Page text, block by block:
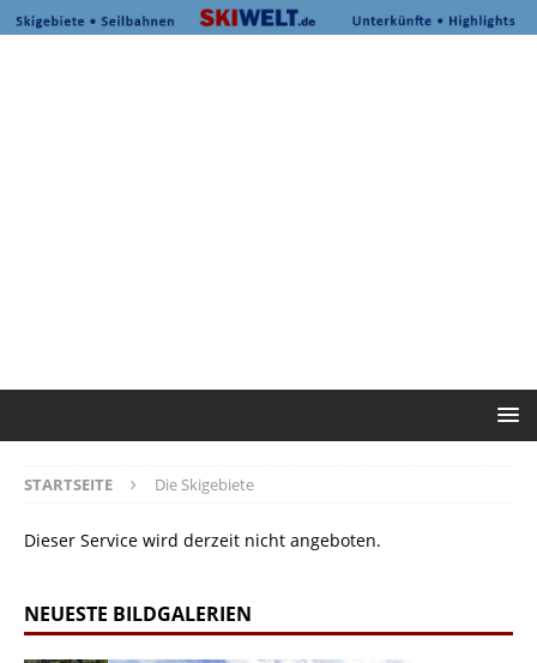
STARTSEITE Die Skigebiete
Dieser Service wird derzeit nicht angeboten.
NEUESTE BILDGALERIEN